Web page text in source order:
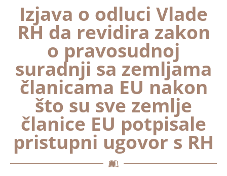
Izjava o odluci Vlade
RH da revidira zakon
o pravosudnoj
suradnji sa zemljama
članicama EU nakon
što su sve zemlje
članice EU potpisale
pristupni ugovor s RH